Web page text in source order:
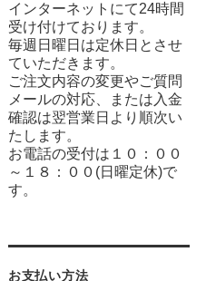
インターネットにて24時間
受け付けております。
毎週日曜日は定休日とさせ
ていただきます。
ご注文内容の変更やご質問
メールの対応、または入金
確認は翌営業日より順次い
たします。
お電話の受付は１０：００
～１８：００(日曜定休)で
す。
お支払い方法